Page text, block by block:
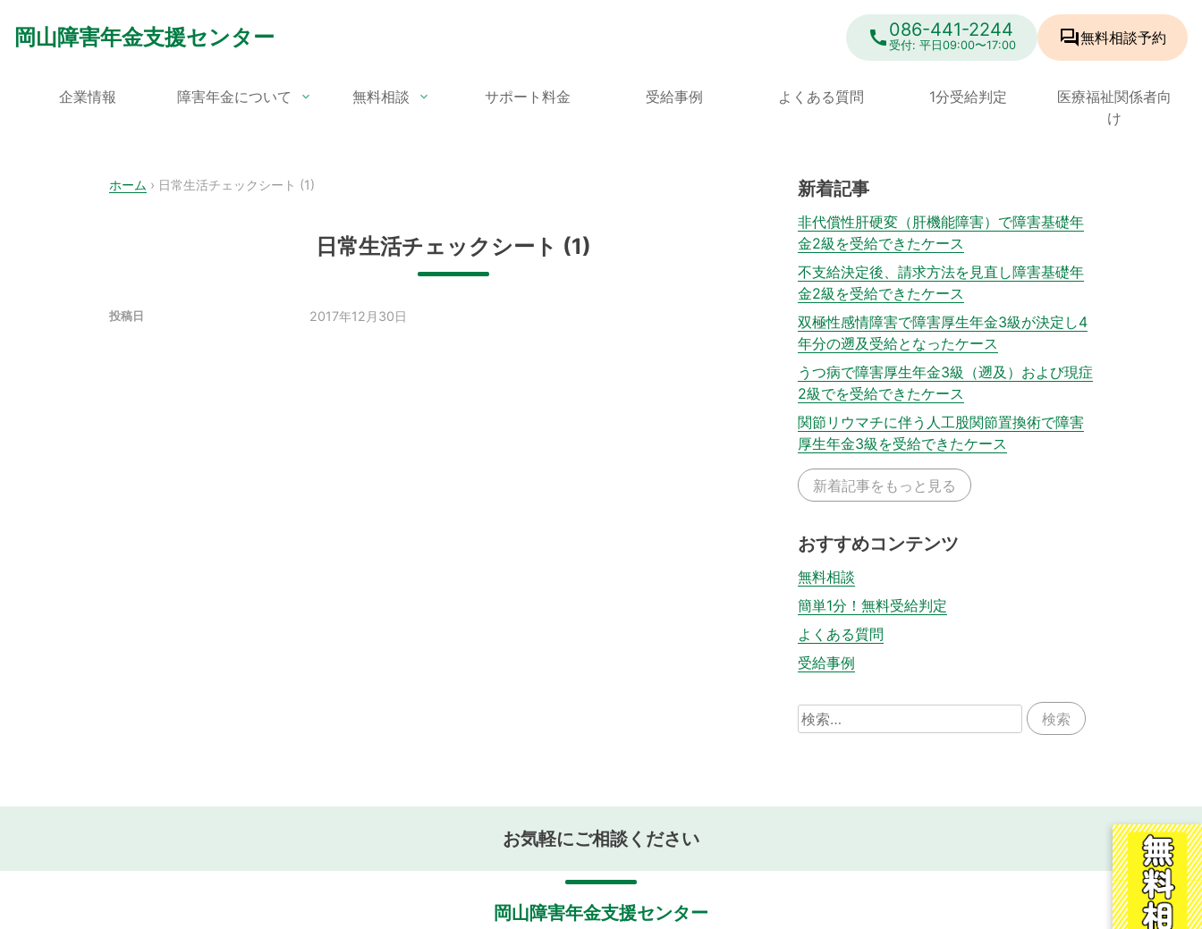
content
岡山障害年金支援センター call086-441-2244
受付: 平日09:00〜17:00 forum無料相談予約
企業情報 障害年金について 無料相談 サポート料金 受給事例 よくある質問 1分受給判定
医療福祉関係者向
け
ホーム › 日常生活チェックシート (1)
日常生活チェックシート (1)
投稿日 2017年12月30日
新着記事
非代償性肝硬変（肝機能障害）で障害基礎年
金2級を受給できたケース
不支給決定後、請求方法を見直し障害基礎年
金2級を受給できたケース
双極性感情障害で障害厚生年金3級が決定し4
年分の遡及受給となったケース
うつ病で障害厚生年金3級（遡及）および現症
2級でを受給できたケース
関節リウマチに伴う人工股関節置換術で障害
厚生年金3級を受給できたケース
新着記事をもっと見る
おすすめコンテンツ
無料相談
簡単1分！無料受給判定
よくある質問
受給事例
検
索:
お気軽にご相談ください
岡山障害年金支援センター